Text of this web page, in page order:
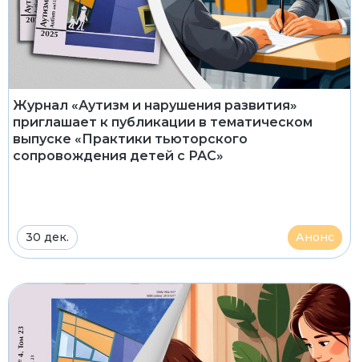
Журнал «Аутизм и нарушения развития»
приглашает к публикации в тематическом
выпуске «Практики тьюторского
сопровождения детей с РАС»
30 дек. Анонс